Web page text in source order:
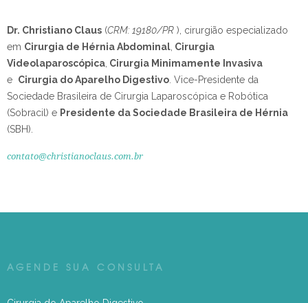
Dr. Christiano Claus (CRM: 19180/PR ), cirurgião especializado
em Cirurgia de Hérnia Abdominal Cirurgia
Videolaparoscópica Cirurgia Minimamente Invasiva
e Cirurgia do Aparelho Digestivo Vice-Presidente da
Sociedade Brasileira de Cirurgia Laparoscópica e Robótica
(Sobracil) e Presidente da Sociedade Brasileira de Hérnia
(SBH).
contato@christianoclaus.com.br
AGENDE SUA CONSULTA